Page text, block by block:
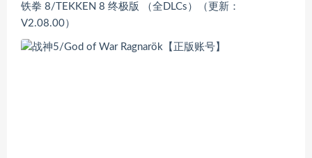
铁拳 8/TEKKEN 8 终极版 （全DLCs）（更新：
V2.08.00）